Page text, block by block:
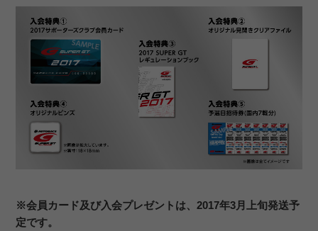
※会員カード及び入会プレゼントは、2017年3月上旬発送予
定です。